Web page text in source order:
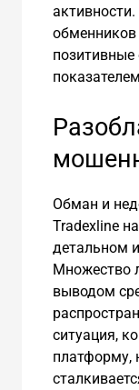
Обман и
Tradexline
детальном
Множество
выводом
ситуация,
платформу,